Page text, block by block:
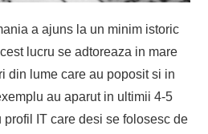
a ajuns la un minim istoric
lucru se adtoreaza in mare
din lume care au poposit si in
au aparut in ultimii 4-5
profil IT care desi se folosesc de